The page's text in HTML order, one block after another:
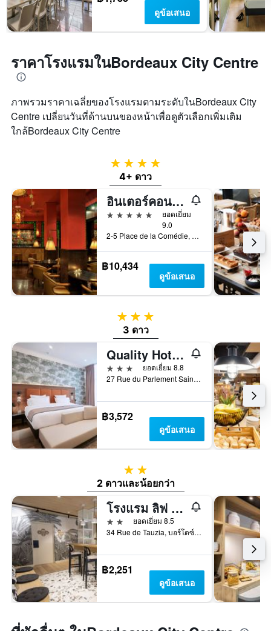
ดูข้อเสนอ
ราคาโรงแรมในBordeaux City Centre
ภาพรวมราคาเฉลี่ยของโรงแรมตามระดับในBordeaux City
Centre เปลี่ยนวันที่ด้านบนของหน้าเพื่อดูตัวเลือกเพิ่มเติม
ใกล้Bordeaux City Centre
4 ดาว
4+ ดาว
อินเตอร์คอนติเนนทัล บอร์โด ลอง แกรนด์ โรงแรม, อีเอชจี โรงแรม
5 ดาว
ยอดเยี่ยม
9.0
2-5 Place de la Comédie, บอร์โดซ์, ฌีรงด์, ฝรั่งเศส
฿10,434
ดูข้อเสนอ
3 ดาว
3 ดาว
Quality Hotel Bordeaux Centre
3 ดาว
ยอดเยี่ยม 8.8
27 Rue du Parlement Sainte Catherine, บอร์โดซ์, ฌีรงด์, ฝรั่งเศส
฿3,572
ดูข้อเสนอ
2 ดาว
2 ดาวและน้อยกว่า
โรงแรม ลิฟ บอร์โด้ กาเร - BG
2 ดาว
ยอดเยี่ยม 8.5
34 Rue de Tauzia, บอร์โดซ์, ฌีรงด์, ฝรั่งเศส
฿2,251
ดูข้อเสนอ